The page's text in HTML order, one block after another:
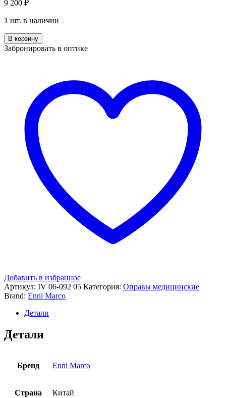
9 200 ₽
1 шт. в наличии
Количество
Enni
Marco
В корзину
Забронировать в оптике
Добавить в избранное
Артикул: IV 06-092 05 Категория: Оправы медицинские
Brand: Enni Marco
Детали
Детали
Бренд Enni Marco
Страна Китай